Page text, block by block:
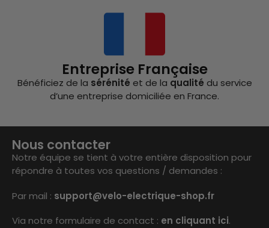
Entreprise Française
Bénéficiez de la sérénité et de la qualité du service
d’une entreprise domiciliée en France.
Nous contacter
Notre équipe se tient à votre entière disposition pour
répondre à toutes vos questions / demandes :
Par mail : support@velo-electrique-shop.fr
Via notre formulaire de contact : en cliquant ici.